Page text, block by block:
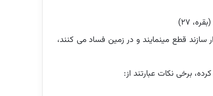
۲۷)
قطع مینمایند و در زمین فساد می کنند،
برخی نکات عبارتند از: